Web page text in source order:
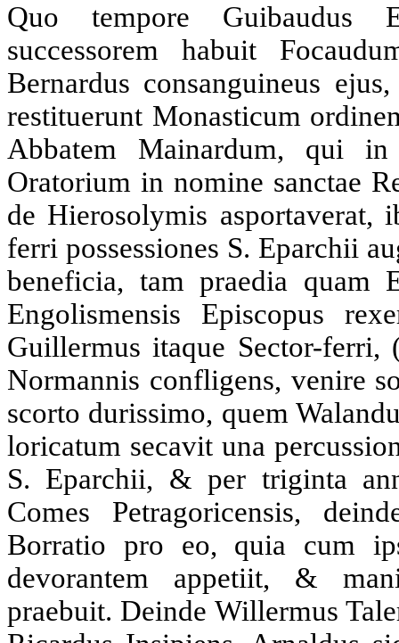
Quo tempore Guibaudus
successorem habuit
Bernardus consanguineus
restituerunt Monasticum
Abbatem Mainardum, qui in
Oratorium in nomine sanctae
de Hierosolymis
ferri possessiones S. Eparchii
beneficia, tam praedia quam
Engolismensis Episcopus
Guillermus itaque Sector-
Normannis confligens, venire
scorto durissimo, quem
loricatum secavit una
S. Eparchii, & per triginta
Comes Petragoricensis,
Borratio pro eo, quia cum
devorantem appetiit, &
praebuit. Deinde Willermus